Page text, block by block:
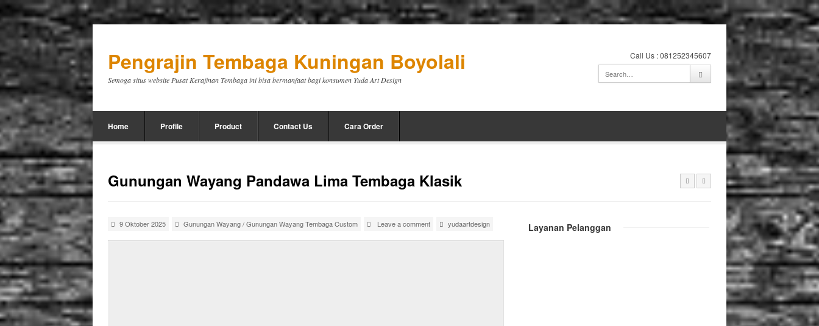
Pengrajin Tembaga Kuningan Boyolali
Semoga situs website Pusat Kerajinan Tembaga ini bisa bermanfaat bagi konsumen Yuda Art Design
Call Us : 081252345607
Home Profile Product Contact Us Cara Order
Gunungan Wayang Pandawa Lima Tembaga Klasik
9 Oktober 2025 Gunungan Wayang/Gunungan Wayang Tembaga Custom Leave a comment yudaartdesign Layanan Pelanggan